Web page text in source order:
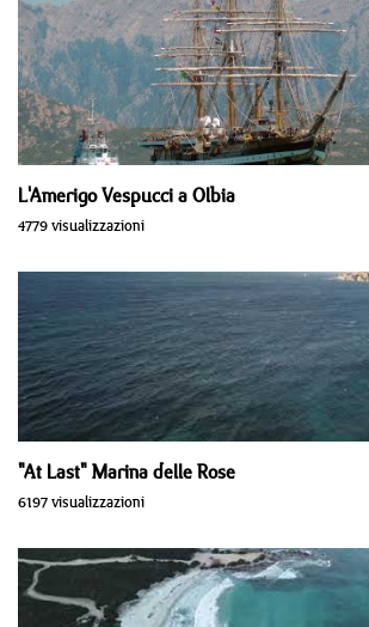
L'Amerigo Vespucci a Olbia
4779 visualizzazioni
"At Last" Marina delle Rose
6197 visualizzazioni